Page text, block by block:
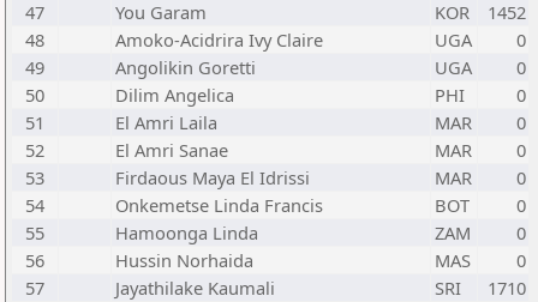
47
You Garam KOR
1452
48
Amoko-Acidrira Ivy Claire UGA
0
49
Angolikin Goretti UGA
0
50
Dilim Angelica PHI
0
51
El Amri Laila MAR
0
52
El Amri Sanae MAR
0
53
Firdaous Maya El Idrissi MAR
0
54
Onkemetse Linda Francis BOT
0
55
Hamoonga Linda ZAM
0
56
Hussin Norhaida MAS
0
57
Jayathilake Kaumali SRI
1710